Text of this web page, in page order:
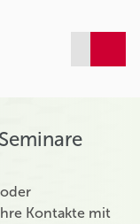
Kontakte mit